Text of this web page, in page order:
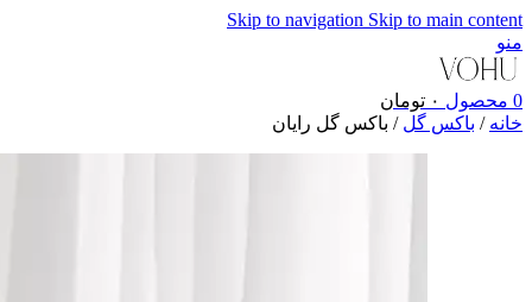
Skip to navigation Skip to main content
منو
0 محصول ۰ تومان
خانه / باکس گل / باکس گل رایان